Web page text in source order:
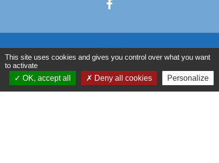
Oise mobilité
Service Public
Agence nationale des titres sécurisés
This site uses cookies and gives you control over what you want
to activate
OK, accept all
Deny all cookies Personalize